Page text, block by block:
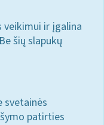
veikimui ir įgalina
šių slapukų
svetainės
patirties